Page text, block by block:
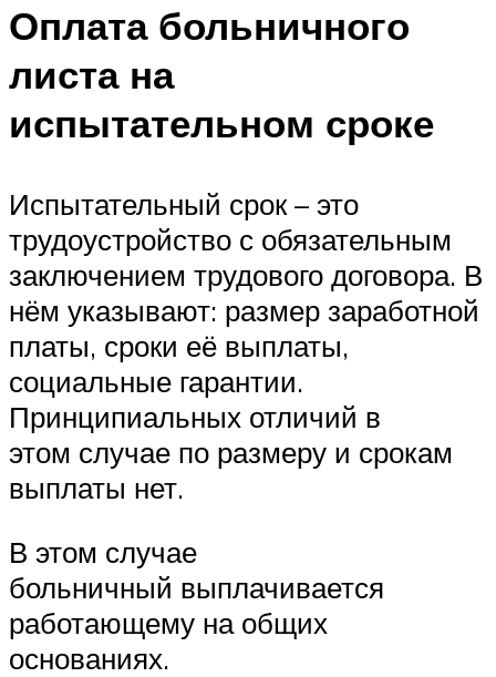
Оплата больничного
листа на
испытательном сроке
Испытательный срок – это
трудоустройство с обязательным
заключением трудового договора. В
нём указывают: размер заработной
платы, сроки её выплаты,
социальные гарантии.
Принципиальных отличий в
этом случае по размеру и срокам
выплаты нет.
В этом случае
больничный выплачивается
работающему на общих
основаниях.